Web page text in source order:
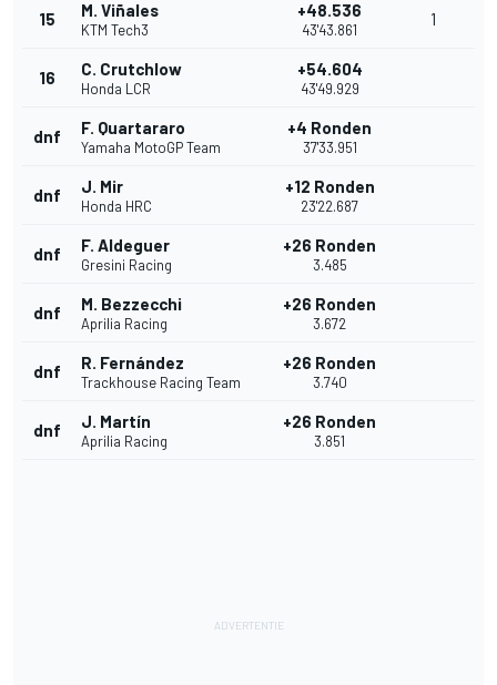
15 M. Viñales
KTM Tech3
+48.536
43'43.861
1
16 C. Crutchlow
Honda LCR
+54.604
43'49.929
dnf F. Quartararo
Yamaha MotoGP Team
+4 Ronden
37'33.951
dnf J. Mir
Honda HRC
+12 Ronden
23'22.687
dnf F. Aldeguer
Gresini Racing
+26 Ronden
3.485
dnf M. Bezzecchi
Aprilia Racing
+26 Ronden
3.672
dnf R. Fernández
Trackhouse Racing Team
+26 Ronden
3.740
dnf J. Martín
Aprilia Racing
+26 Ronden
3.851